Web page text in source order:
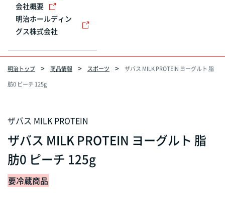
会社概要
明治ホールディン
グス株式会社
明治トップ 商品情報 スポーツ
ザバス MILK PROTEIN ヨーグルト 脂
肪0 ピーチ 125g
ザバス MILK PROTEIN
ザバス MILK PROTEIN ヨーグルト 脂
肪0 ピーチ 125g
要冷蔵商品